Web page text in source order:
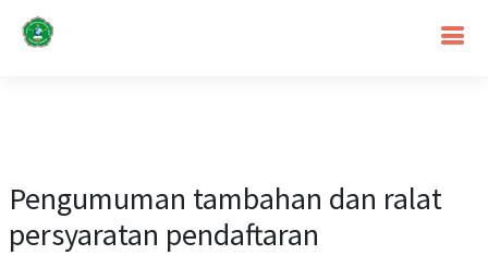
Pengumuman tambahan dan ralat
persyaratan pendaftaran